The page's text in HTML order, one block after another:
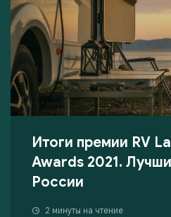
Итоги премии RV
Awards 2021.
России
2 минуты на чтение